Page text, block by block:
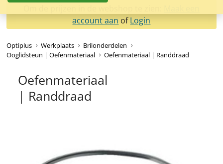
account aan ofLogin
Optiplus Werkplaats
Brilonderdelen
Ooglidsteun | Oefenmateriaal
Oefenmateriaal | Randdraad
Oefenmateriaal
| Randdraad